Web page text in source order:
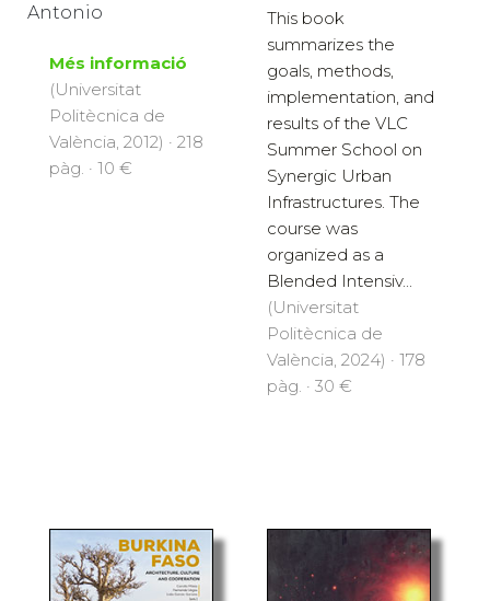
Antonio
Més informació
(Universitat
Politècnica de
València, 2012) · 218
pàg. · 10 €
This book
summarizes the
goals, methods,
implementation, and
results of the VLC
Summer School on
Synergic Urban
Infrastructures. The
course was
organized as a
Blended Intensiv...
(Universitat
Politècnica de
València, 2024) · 178
pàg. · 30 €